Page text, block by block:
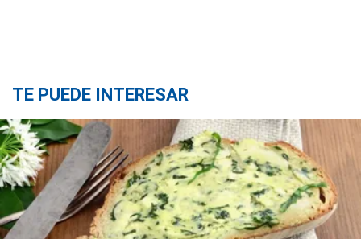
TE PUEDE INTERESAR